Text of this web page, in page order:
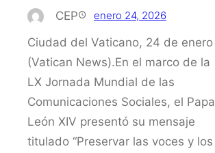
CEP enero 24, 2026
Ciudad del Vaticano, 24 de enero
(Vatican News).En el marco de la
LX Jornada Mundial de las
Comunicaciones Sociales, el Papa
León XIV presentó su mensaje
titulado “Preservar las voces y los